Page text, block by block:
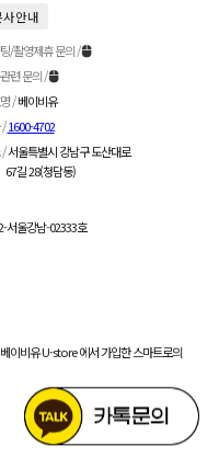
사 안 내
/촬영제휴 문의 /
련 문의 /
/베이비유
/ 1600-4702
/서울특별시 강남구 도산대로
67길 28(청담동)
서울강남-02333호
이비유 U-store 에서 가입한 스마트로의